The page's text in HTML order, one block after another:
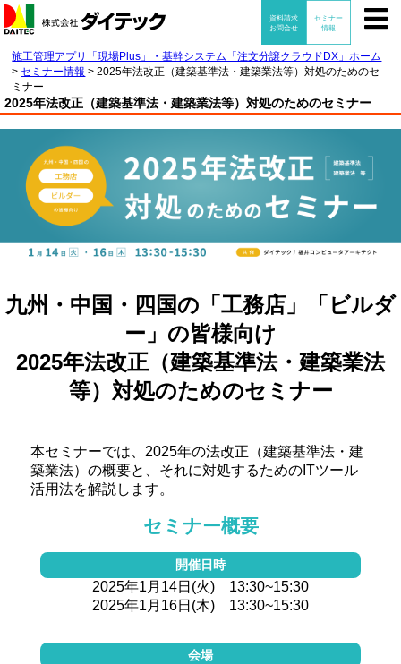
施工管理アプリ「現場Plus」・基幹システム「注文分譲クラウドDX」ホーム
>セミナー情報 >2025年法改正（建築基準法・建築業法等）対処のためのセ
ミナー
2025年法改正（建築基準法・建築業法等）対処のためのセミナー
九州・中国・四国の「工務店」「ビルダ
ー」の皆様向け
2025年法改正（建築基準法・建築業法
等）対処のためのセミナー
本セミナーでは、2025年の法改正（建築基準法・建
築業法）の概要と、それに対処するためのITツール
活用法を解説します。
セミナー概要
開催日時
2025年1月14日(火) 13:30~15:30
2025年1月16日(木) 13:30~15:30
会場